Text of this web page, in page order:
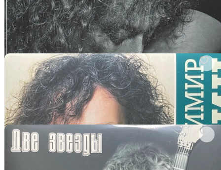
Grey
Виниловая пластинка
В корзину
арт. 3534434414
Владимир Кузьмин ‎– Сети (Россия 2023г.) Crystal
Виниловая пластинка
арт. 3534435866
Владимир Кузьмин / Алла Пугачева ‎– Две Звезды 2LP
(Россия 2023г.)